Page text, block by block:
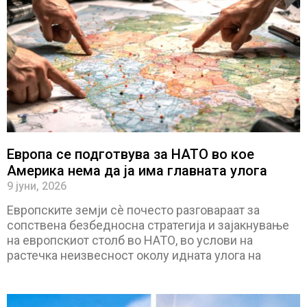
Европа се подготвува за НАТО во кое
Америка нема да ја има главната улога
9 јуни, 2026
Европските земји сè почесто разговараат за
сопствена безбедносна стратегија и зајакнување
на европскиот столб во НАТО, во услови на
растечка неизвесност околу идната улога на